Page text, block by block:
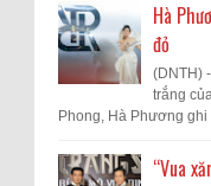
Hà
đỏ
(DNTH)
trắng
Phong, Hà Phương ghi
“Vua